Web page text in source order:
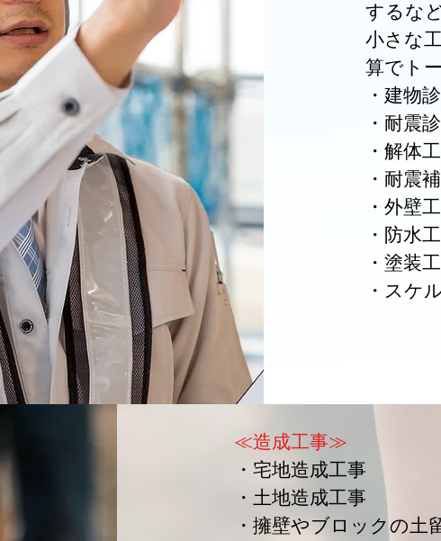
するな
小さな
算でト
・建物
・耐震
・解体
・耐震
・外壁
・防水
・塗装
・スケ
≪造成工事≫
・宅地造成工事
・土地造成工事
・擁壁やブロックの土